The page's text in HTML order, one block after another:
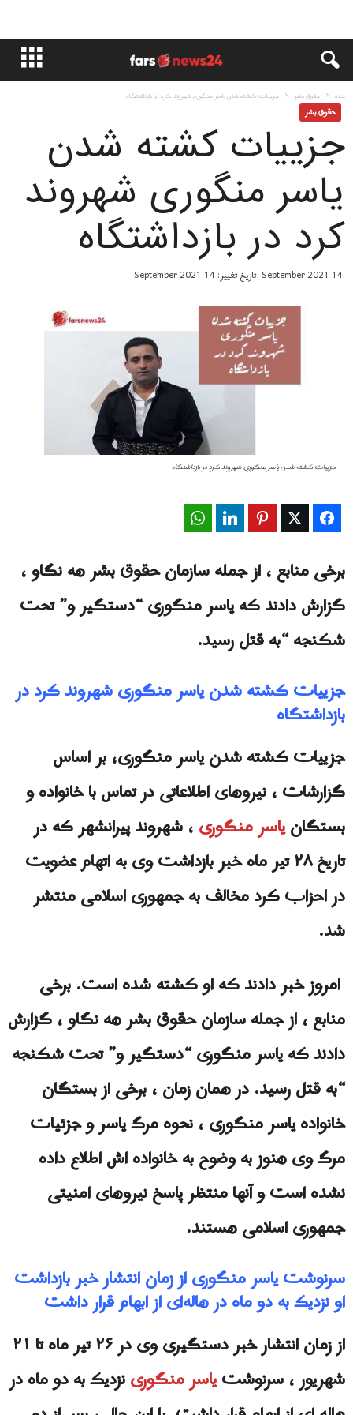
خانه حقوق بشر جزييات کشته شدن یاسر منگوری شهروند کرد در بازداشتگاه
حقوق بشر
جزييات کشته شدن
یاسر منگوری شهروند
کرد در بازداشتگاه
14 September 2021 تاریخ تغییر: 14 September 2021
جزييات کشته شدن یاسر منگوری شهروند کرد در بازداشتگاه
Facebook
Twitter
Pinterest
LinkedIn
برخی منابع ، از جمله سازمان حقوق بشر هه نگاو ،
گزارش دادند که یاسر منگوری “دستگیر و” تحت
شکنجه “به قتل رسید.
جزييات کشته شدن یاسر منگوری شهروند کرد در
بازداشتگاه
جزييات کشته شدن یاسر منگوری، بر اساس
گزارشات ، نیروهای اطلاعاتی در تماس با خانواده و
بستگانیاسر منگوری، شهروند پیرانشهر که در
تاریخ ۲۸ تیر ماه خبر بازداشت وی به اتهام عضویت
در احزاب کرد مخالف به جمهوری اسلامی منتشر
شد.
امروز خبر دادند که او کشته شده است. برخی
منابع ، از جمله سازمان حقوق بشر هه نگاو ، گزارش
دادند که یاسر منگوری “دستگیر و” تحت شکنجه
“به قتل رسید. در همان زمان ، برخی از بستگان
خانواده یاسر منگوری ، نحوه مرگ یاسر و جزئیات
مرگ وی هنوز به وضوح به خانواده اش اطلاع داده
نشده است و آنها منتظر پاسخ نیروهای امنیتی
جمهوری اسلامی هستند.
سرنوشت یاسر منگوری از زمان انتشار خبر بازداشت
او نزدیک به دو ماه در هاله‌ای از ابهام قرار داشت
از زمان انتشار خبر دستگیری وی در ۲۶ تیر ماه تا ۲۱
شهریور ، سرنوشتیاسر منگورینزدیک به دو ماه در